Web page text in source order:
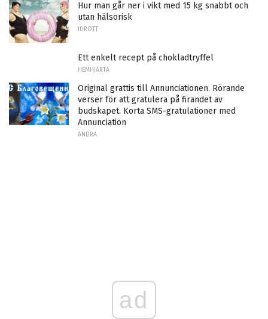
Hur man går ner i vikt med 15 kg snabbt och
utan hälsorisk
IDROTT
Ett enkelt recept på chokladtryffel
HEMHJÄRTA
Original grattis till Annunciationen. Rörande
verser för att gratulera på firandet av
budskapet. Korta SMS-gratulationer med
Annunciation
ANDRA
ad